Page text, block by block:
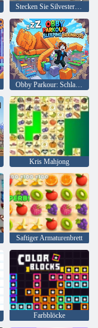
Stecken Sie Silvester ins Gefängnis
Obby Parkour: Schlafende Brainrots
Kris Mahjong
Saftiger Armaturenbrett
Farbblöcke